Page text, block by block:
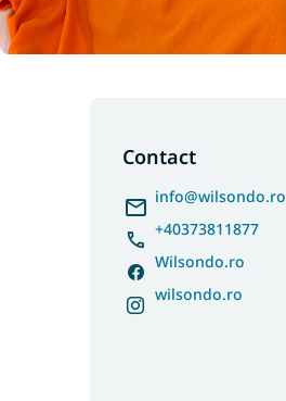
Contact
info@wilsondo.ro
+40373811877
Wilsondo.ro
wilsondo.ro